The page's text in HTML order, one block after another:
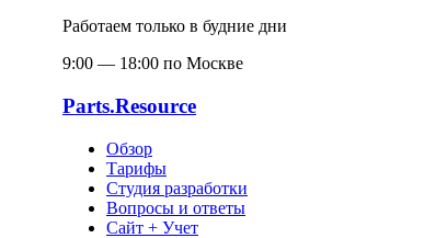
Работаем только в будние дни
9:00 — 18:00 по Москве
Parts.Resource
Обзор
Тарифы
Студия разработки
Вопросы и ответы
Сайт + Учет